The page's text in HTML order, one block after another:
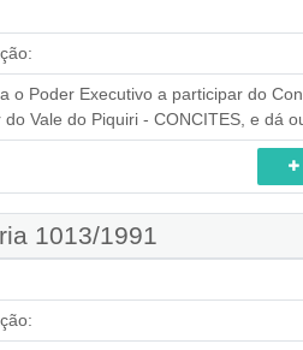
o Poder Executivo a participar do
Vale do Piquiri - CONCITES, e dá
1013/1991